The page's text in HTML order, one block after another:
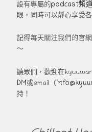
設有專屬的podcast頻
眼，同時可以靜心享受
記得每天關注我們的官
～
聽眾們，歡迎在
DM或email（
持！